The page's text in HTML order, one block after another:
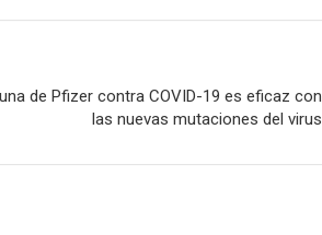
de Pfizer contra COVID-19 es eficaz con
las nuevas mutaciones del virus